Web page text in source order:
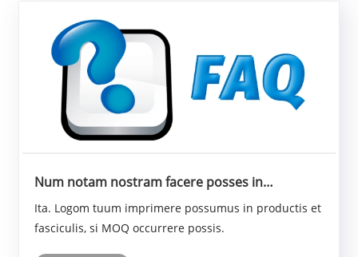
Num notam nostram facere posses in
Ita. Logom tuum imprimere possumus in productis et
fasciculis, si MOQ occurrere possis.